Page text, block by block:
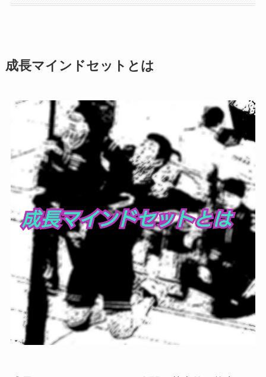
成長マインドセットとは